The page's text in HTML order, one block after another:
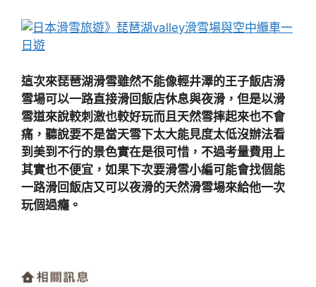
這次來琵琶湖滑雪雖然不能像輕井澤的王子飯店滑
雪場可以一路直接滑回飯店休息與夜滑，但是以滑
雪道來說較刺激也較好玩而且天然雪摔起來也不會
痛，聽說要不是當天雪下太大能見度太低沒辦法看
到美到不行的景色實在是很可惜，不過考量費用上
其實也不便宜，如果下次要滑雪小編可能會找個能
一路滑回飯店又可以夜滑的天然滑雪場來給他一次
玩個過癮。